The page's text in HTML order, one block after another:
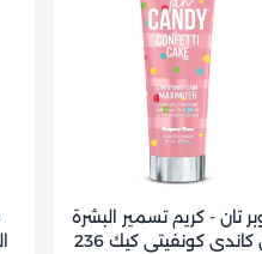
تان - كريم تسمير البشرة
تان كاندي كونفيتي كيك 236